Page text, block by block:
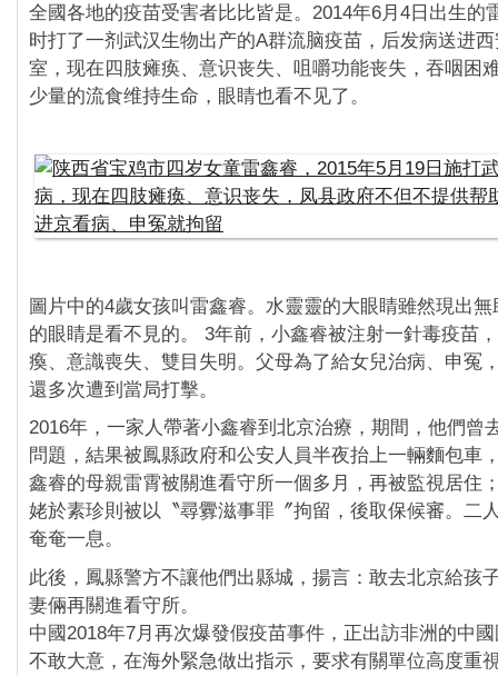
全國各地的疫苗受害者比比皆是。2014年6月4日出生的
时打了一剂武汉生物出产的A群流脑疫苗，后发病送进
室，现在四肢瘫痪、意识丧失、咀嚼功能丧失，吞咽困
少量的流食维持生命，眼睛也看不见了。
圖片中的4歲女孩叫雷鑫睿。水靈靈的大眼睛雖然現出
的眼睛是看不見的。 3年前，小鑫睿被注射一針毒疫苗
瘓、意識喪失、雙目失明。父母為了給女兒治病、申冤
還多次遭到當局打擊。
2016年，一家人帶著小鑫睿到北京治療，期間，他們曾
問題，結果被鳳縣政府和公安人員半夜抬上一輛麵包車
鑫睿的母親雷霄被關進看守所一個多月，再被監視居住
姥於素珍則被以〝尋釁滋事罪〞拘留，後取保候審。二
奄奄一息。
此後，鳳縣警方不讓他們出縣城，揚言：敢去北京給孩
妻倆再關進看守所。
中國2018年7月再次爆發假疫苗事件，正出訪非洲的中
不敢大意，在海外緊急做出指示，要求有關單位高度重